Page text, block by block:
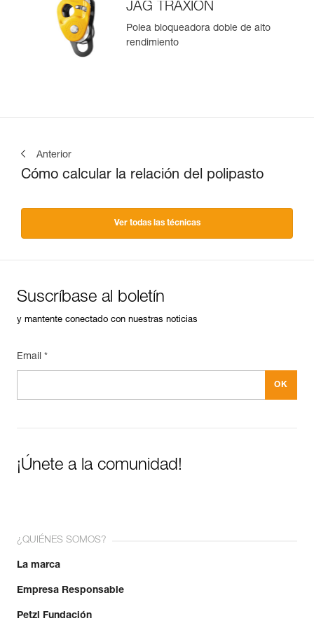
JAG TRAXION
Polea bloqueadora doble de alto
rendimiento
Anterior
Cómo calcular la relación del polipasto
Ver todas las técnicas
Suscríbase al boletín
y mantente conectado con nuestras noticias
Email *
¡Únete a la comunidad!
¿QUIÉNES SOMOS?
La marca
Empresa Responsable
Petzl Fundación